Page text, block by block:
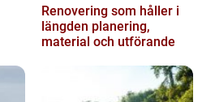
Renovering som håller i
längden planering,
material och utförande